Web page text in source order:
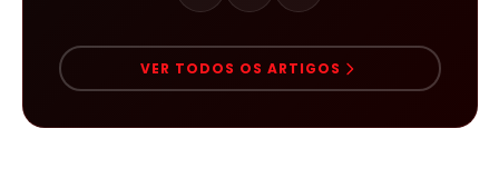
VER TODOS OS ARTIGOS